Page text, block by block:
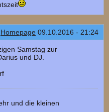
Homepage 09.10.2016 - 21:24
Samstag zur
und DJ.
und die kleinen